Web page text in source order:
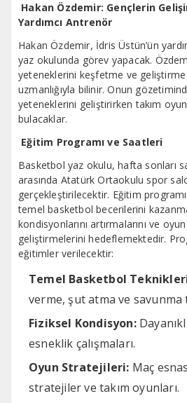
Hakan Özdemir: Gençlerin
Yardımcı Antrenör
Hakan Özdemir, İdris Üstün’ün
yaz okulunda görev yapacak.
yeteneklerini keşfetme ve
uzmanlığıyla bilinir. Onun
yeteneklerini geliştirirken takım
bulacaklar.
Eğitim Programı ve Saatleri
Basketbol yaz okulu, hafta sonları
arasında Atatürk Ortaokulu spor
gerçekleştirilecektir. Eğitim
temel basketbol becerilerini
kondisyonlarını artırmalarını ve
geliştirmelerini hedeflemektedir.
eğitimler verilecektir:
Temel Basketbol
verme, şut atma ve savunma
Fiziksel Kondisyon:
esneklik çalışmaları.
Oyun Stratejileri: Maç
stratejiler ve takım oyunları.